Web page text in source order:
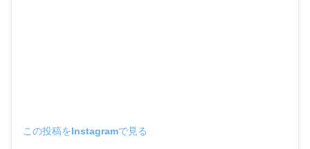
この投稿をInstagramで見る